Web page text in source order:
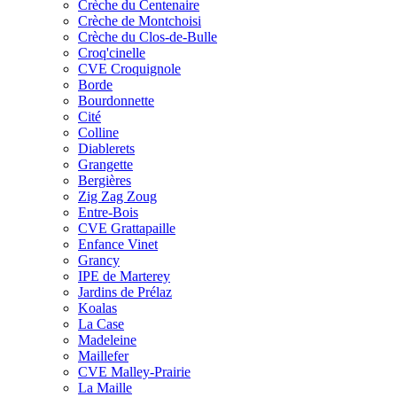
Crèche du Centenaire
Crèche de Montchoisi
Crèche du Clos-de-Bulle
Croq'cinelle
CVE Croquignole
Borde
Bourdonnette
Cité
Colline
Diablerets
Grangette
Bergières
Zig Zag Zoug
Entre-Bois
CVE Grattapaille
Enfance Vinet
Grancy
IPE de Marterey
Jardins de Prélaz
Koalas
La Case
Madeleine
Maillefer
CVE Malley-Prairie
La Maille